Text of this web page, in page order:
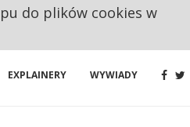
EXPLAINERY WYWIADY
do plików cookies w